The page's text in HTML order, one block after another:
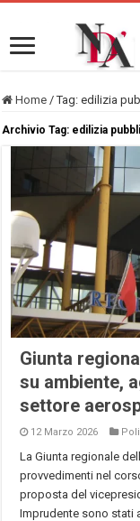
Home / Tag:edilizia
Archivio Tag: edilizia
Giunta
su ambiente,
settore
12 Marzo 2026
La Giunta regionale
provvedimenti nel
proposta del
Imprudente sono stati